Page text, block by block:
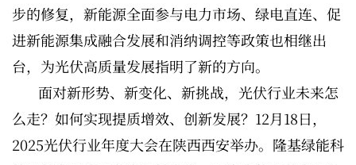
步的修复，新能源全面参与电力市场、绿电直连、促
进新能源集成融合发展和消纳调控等政策也相继出
台，为光伏高质量发展指明了新的方向。
面对新形势、新变化、新挑战，光伏行业未来怎
么走？如何实现提质增效、创新发展？12月18日，
2025光伏行业年度大会在陕西西安举办。隆基绿能科